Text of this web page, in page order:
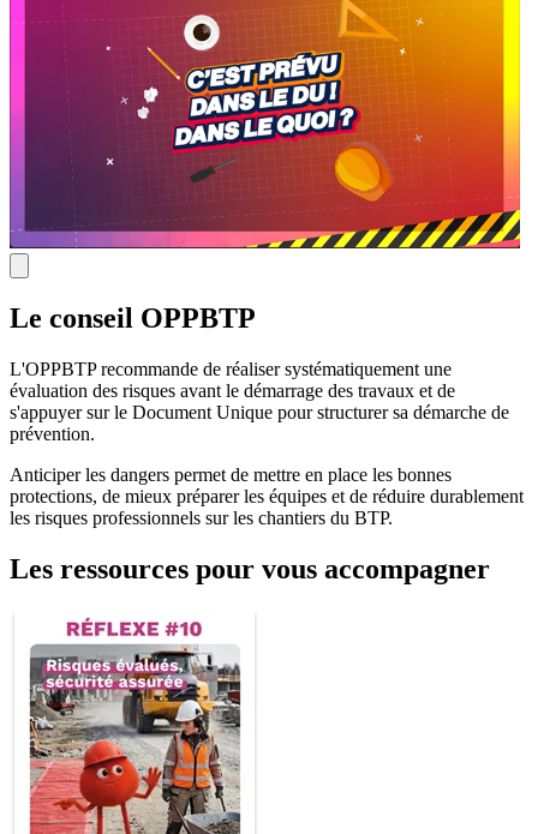
Le conseil OPPBTP
L'OPPBTP recommande de réaliser systématiquement une
évaluation des risques avant le démarrage des travaux et de
s'appuyer sur le Document Unique pour structurer sa démarche de
prévention.
Anticiper les dangers permet de mettre en place les bonnes
protections, de mieux préparer les équipes et de réduire durablement
les risques professionnels sur les chantiers du BTP.
Les ressources pour vous accompagner